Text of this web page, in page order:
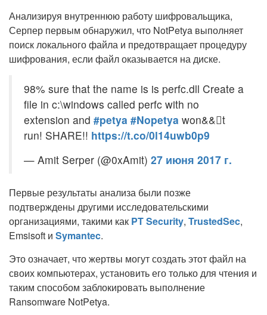
Анализируя внутреннюю работу шифровальщика,
Серпер первым обнаружил, что NotPetya выполняет
поиск локального файла и предотвращает процедуру
шифрования, если файл оказывается на диске.
98% sure that the name is is perfc.dll Create a
file in c:\windows called perfc with no
extension and #petya #Nopetya won&&񖔃t
run! SHARE!! https://t.co/0l14uwb0p9
— Amit Serper (@0xAmit) 27 июня 2017 г.
Первые результаты анализа были позже
подтверждены другими исследовательскими
организациями, такими как PT Security, TrustedSec,
Emsisoft и Symantec.
Это означает, что жертвы могут создать этот файл на
своих компьютерах, установить его только для чтения и
таким способом заблокировать выполнение
Ransomware NotPetya.